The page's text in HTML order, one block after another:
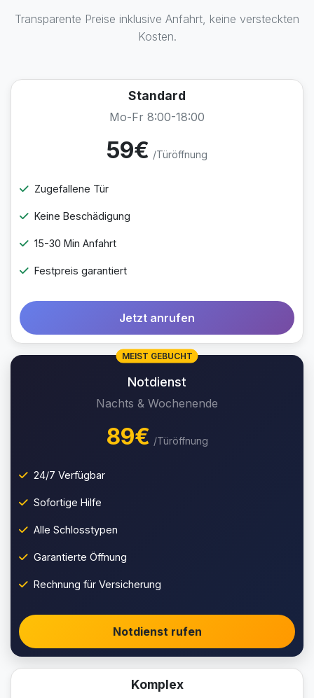
Transparente Preise inklusive Anfahrt, keine versteckten
Kosten.
Standard
Mo-Fr 8:00-18:00
59€ /Türöffnung
Zugefallene Tür
Keine Beschädigung
15-30 Min Anfahrt
Festpreis garantiert
Jetzt anrufen
MEIST GEBUCHT
Notdienst
Nachts & Wochenende
89€ /Türöffnung
24/7 Verfügbar
Sofortige Hilfe
Alle Schlosstypen
Garantierte Öffnung
Rechnung für Versicherung
Notdienst rufen
Komplex